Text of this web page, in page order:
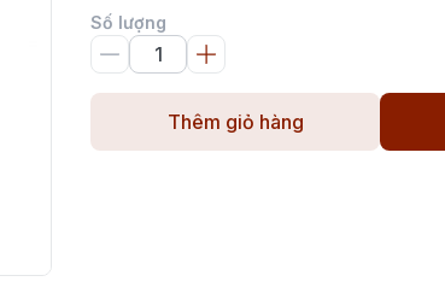
Số lượng
Thêm giỏ hàng